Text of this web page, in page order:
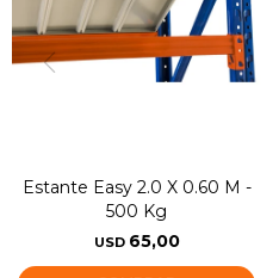
Estante Easy 2.0 X 0.60 M -
500 Kg
USD 65,00